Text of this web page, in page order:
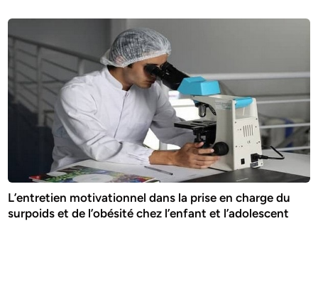
L’entretien motivationnel dans la prise en charge du
surpoids et de l’obésité chez l’enfant et l’adolescent